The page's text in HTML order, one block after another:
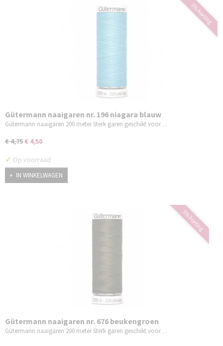
5% korting
Gütermann naaigaren nr. 196 niagara blauw
Gütermann naaigaren 200 meter Sterk garen geschikt voor…
€ 4,75€ 4,50
✓ Op voorraad
IN WINKELWAGEN
5% korting
Gütermann naaigaren nr. 676 beukengroen
Gütermann naaigaren 200 meter Sterk garen geschikt voor…